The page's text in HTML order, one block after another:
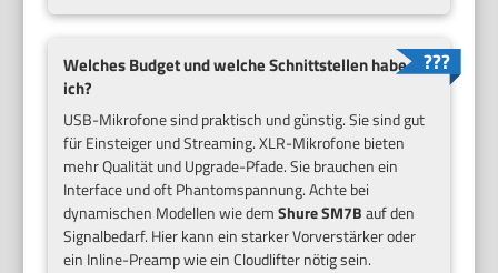
Welches Budget und welche Schnittstellen habe
ich?
USB-Mikrofone sind praktisch und günstig. Sie sind gut
für Einsteiger und Streaming. XLR-Mikrofone bieten
mehr Qualität und Upgrade-Pfade. Sie brauchen ein
Interface und oft Phantomspannung. Achte bei
dynamischen Modellen wie demShure SM7Bauf den
Signalbedarf. Hier kann ein starker Vorverstärker oder
ein Inline-Preamp wie ein Cloudlifter nötig sein.